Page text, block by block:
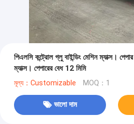
পিএলসি কন্ট্রোল গ্লু বাইন্ডিং মেশিন ম্যাক্স।
ম্যাক্স। পেপারের বেধ 12 মিমি
মূল্য：Customizable MOQ：1
ভালো দাম